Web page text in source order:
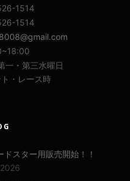
1514
1514
一・第三水曜日
レース時
スター用販売開始！！